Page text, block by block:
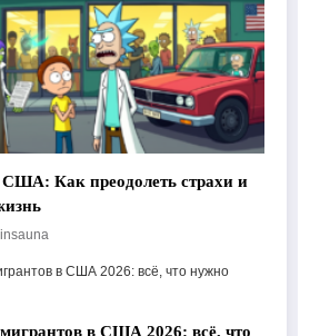
Как преодолеть страхи и
в США 2026: всё, что